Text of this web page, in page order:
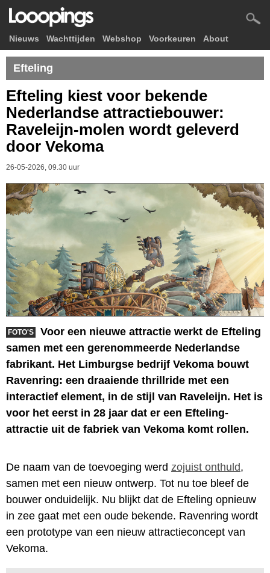
Nieuws Wachttijden Webshop Voorkeuren About
Efteling
Efteling kiest voor bekende
Nederlandse attractiebouwer:
Raveleijn-molen wordt geleverd
door Vekoma
26-05-2026, 09.30 uur
FOTO'S
Voor een nieuwe attractie werkt de Efteling
samen met een gerenommeerde Nederlandse
fabrikant. Het Limburgse bedrijf Vekoma bouwt
Ravenring: een draaiende thrillride met een
interactief element, in de stijl van Raveleijn. Het is
voor het eerst in 28 jaar dat er een Efteling-
attractie uit de fabriek van Vekoma komt rollen.
De naam van de toevoeging werd zojuist onthuld,
samen met een nieuw ontwerp. Tot nu toe bleef de
bouwer onduidelijk. Nu blijkt dat de Efteling opnieuw
in zee gaat met een oude bekende. Ravenring wordt
een prototype van een nieuw attractieconcept van
Vekoma.